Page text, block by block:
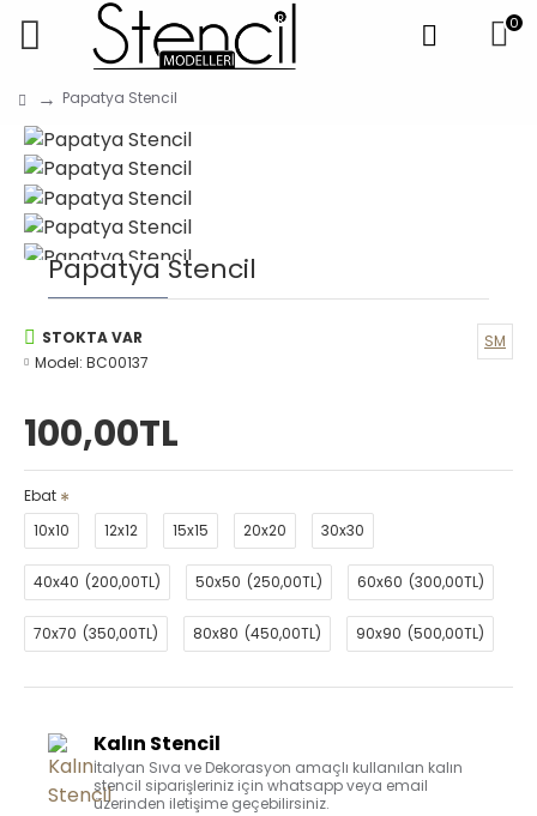
0
Papatya Stencil
Papatya Stencil
STOKTA VAR
Model: BC00137
SM
100,00TL
Ebat
10x10
12x12 15x15 20x20 30x30
40x40 (200,00TL) 50x50 (250,00TL) 60x60 (300,00TL)
70x70 (350,00TL) 80x80 (450,00TL) 90x90 (500,00TL)
Kalın Stencil
İtalyan Sıva ve Dekorasyon amaçlı kullanılan kalın
stencil siparişleriniz için whatsapp veya email
üzerinden iletişime geçebilirsiniz.